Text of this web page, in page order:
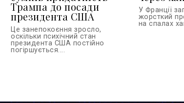
Трампа до посади
президента США
Це занепокоєння зросло,
оскільки психічний стан
президента США постійно
погіршується....
У Франції
жорсткий
на спалах